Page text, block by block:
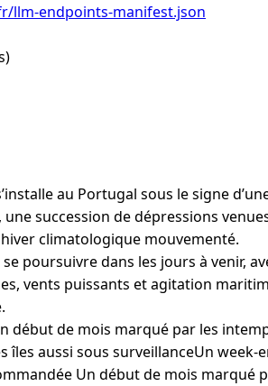
llm-endpoints-manifest.json
au Portugal sous le signe
succession de dépressions
climatologique mouvementé.
poursuivre dans les jours à venir,
vents puissants et agitation
début de mois marqué par les
îles aussi sous surveillanceUn week-
Un début de mois marqué